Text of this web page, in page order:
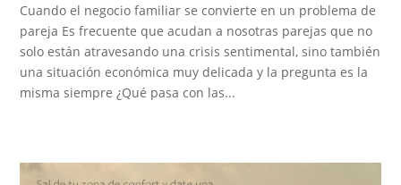
Cuando el negocio familiar se convierte en un problema de
pareja Es frecuente que acudan a nosotras parejas que no
solo están atravesando una crisis sentimental, sino también
una situación económica muy delicada y la pregunta es la
misma siempre ¿Qué pasa con las...